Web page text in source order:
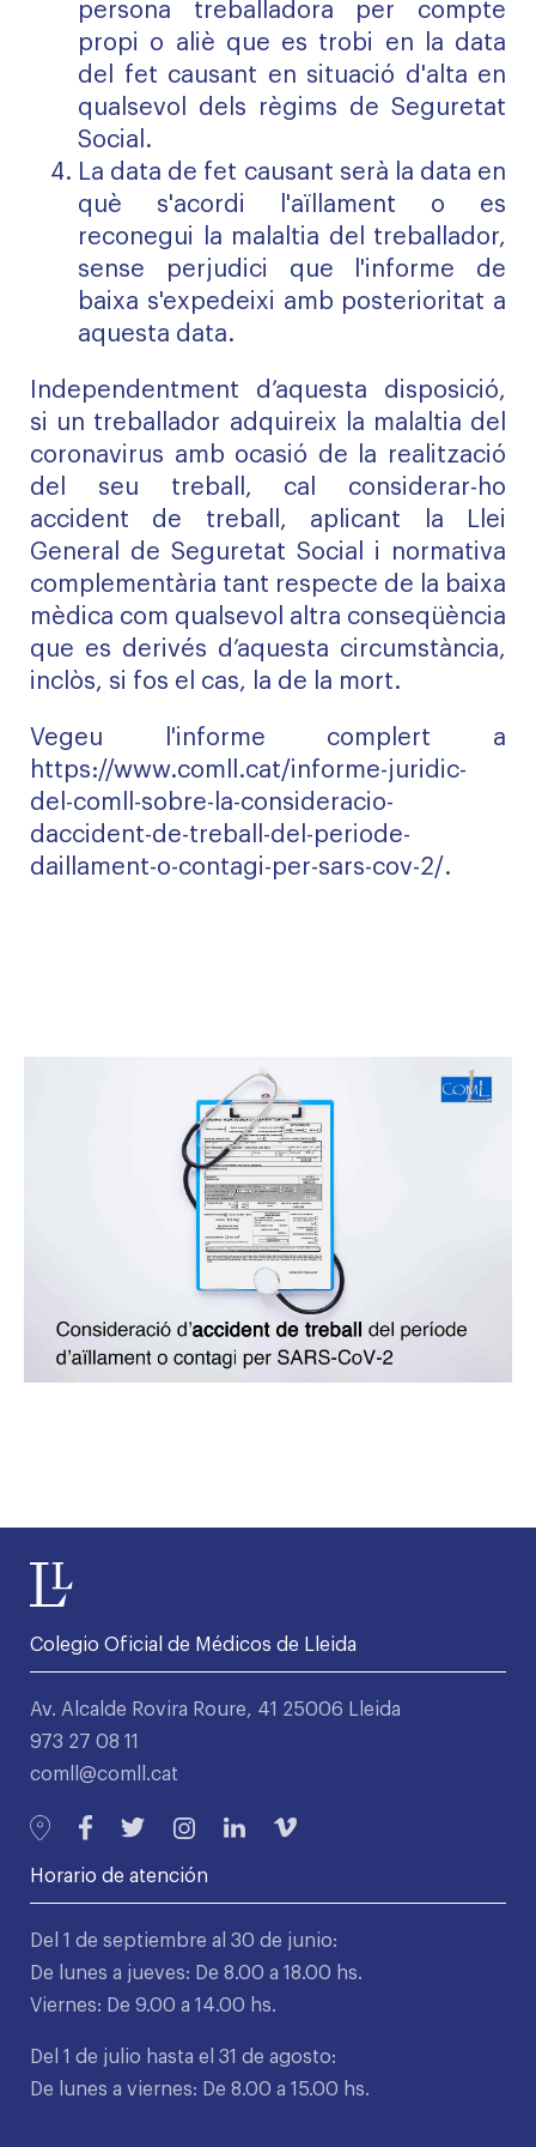
persona treballadora per compte
propi o aliè que es trobi en la data
del fet causant en situació d'alta en
qualsevol dels règims de Seguretat
Social.
La data de fet causant serà la data en
què s'acordi l'aïllament o es
reconegui la malaltia del treballador,
sense perjudici que l'informe de
baixa s'expedeixi amb posterioritat a
aquesta data.
Independentment d’aquesta disposició,
si un treballador adquireix la malaltia del
coronavirus amb ocasió de la realització
del seu treball, cal considerar-ho
accident de treball, aplicant la Llei
General de Seguretat Social i normativa
complementària tant respecte de la baixa
mèdica com qualsevol altra conseqüència
que es derivés d’aquesta circumstància,
inclòs, si fos el cas, la de la mort.
Vegeu l'informe complert a
https://www.comll.cat/informe-juridic-
del-comll-sobre-la-consideracio-
daccident-de-treball-del-periode-
daillament-o-contagi-per-sars-cov-2/.
Colegio Oficial de Médicos de Lleida
Av. Alcalde Rovira Roure, 41 25006 Lleida
973 27 08 11
comll@comll.cat
Horario de atención
Del 1 de septiembre al 30 de junio:
De lunes a jueves: De 8.00 a 18.00 hs.
Viernes: De 9.00 a 14.00 hs.
Del 1 de julio hasta el 31 de agosto:
De lunes a viernes: De 8.00 a 15.00 hs.